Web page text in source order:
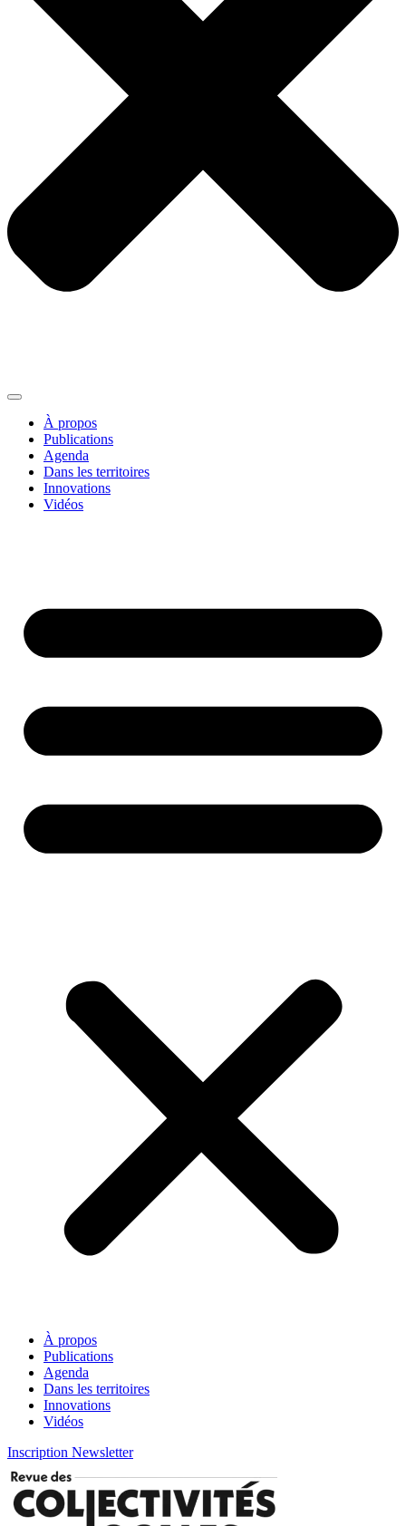
À propos
Publications
Agenda
Dans les territoires
Innovations
Vidéos
À propos
Publications
Agenda
Dans les territoires
Innovations
Vidéos
Inscription Newsletter